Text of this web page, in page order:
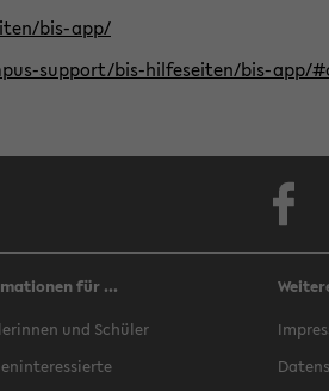
bis-app/
support/bis-hilfeseiten/bis-app/
für ...
und Schüler